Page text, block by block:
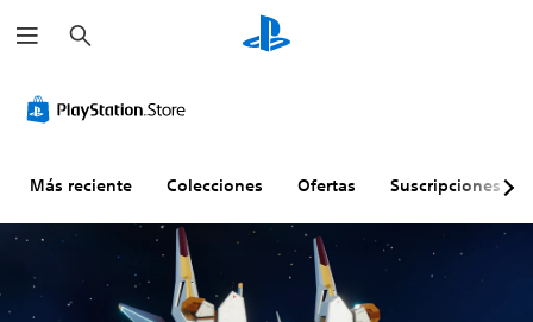
u
s
r
Más reciente Colecciones Ofertas Suscripciones